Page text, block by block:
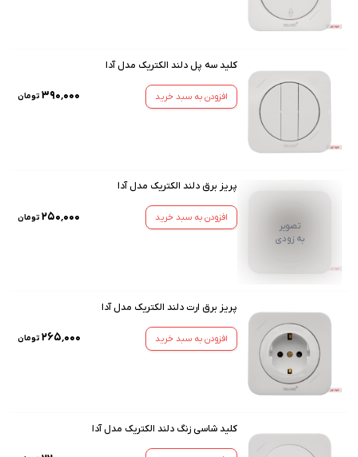
کلید سه پل دلند الکتریک مدل آدا
افزودن به سبد خرید ۳۹۰٬۰۰۰ تومان
تصویر
به زودی
پریز برق دلند الکتریک مدل آدا
افزودن به سبد خرید ۲۵۰٬۰۰۰ تومان
پریز برق ارت دلند الکتریک مدل آدا
افزودن به سبد خرید ۲۶۵٬۰۰۰ تومان
کلید شاسی زنگ دلند الکتریک مدل آدا